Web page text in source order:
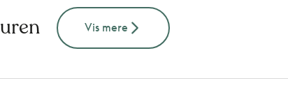
Vis mere